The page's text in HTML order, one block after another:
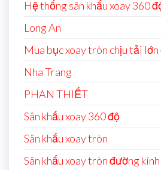
Hệ thống sân khấu xoay 360
Long An
Mua bục xoay tròn chịu tải lớn
Nha Trang
PHAN THIẾT
Sân khấu xoay 360 độ
Sân khấu xoay tròn
Sân khấu xoay tròn đường